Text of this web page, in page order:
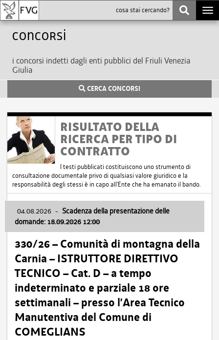
Concorsi
i concorsi indetti dagli enti pubblici del Friuli Venezia
Giulia
CERCA CONCORSI
RISULTATO DELLA
RICERCA PER TIPO DI
CONTRATTO
I testi pubblicati costituiscono uno strumento di
consultazione documentale privo di qualsiasi valore giuridico e la
responsabilità degli stessi è in capo all'Ente che ha emanato il bando.
04.08.2026 - Scadenza della presentazione delle
domande: 18.09.2026 12:00
330/26 – Comunità di montagna della
Carnia – ISTRUTTORE DIRETTIVO
TECNICO – Cat. D – a tempo
indeterminato e parziale 18 ore
settimanali – presso l’Area Tecnico
Manutentiva del Comune di
COMEGLIANS